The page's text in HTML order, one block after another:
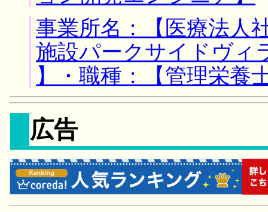
事業所名：【医療法
施設パークサイドヴィ
】・職種：【管理栄養
広告